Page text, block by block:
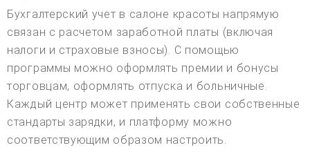
Бухгалтерский учет в салоне красоты напрямую
связан с расчетом заработной платы (включая
налоги и страховые взносы). С помощью
программы можно оформлять премии и бонусы
торговцам, оформлять отпуска и больничные.
Каждый центр может применять свои собственные
стандарты зарядки, и платформу можно
соответствующим образом настроить.